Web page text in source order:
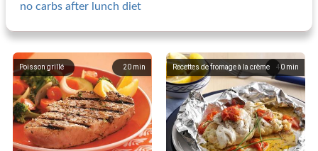
no carbs after lunch diet
20 min
Poisson grillé 40 min
Recettes de fromage à la crème